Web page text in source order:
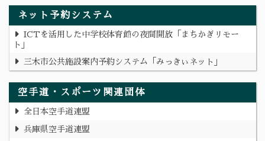
ネット予約システム
ICTを活用した中学校体育館の夜間開放「まちかぎリモー
ト」
三木市公共施設案内予約システム「みっきぃネット」
空手道・スポーツ関連団体
全日本空手道連盟
兵庫県空手道連盟